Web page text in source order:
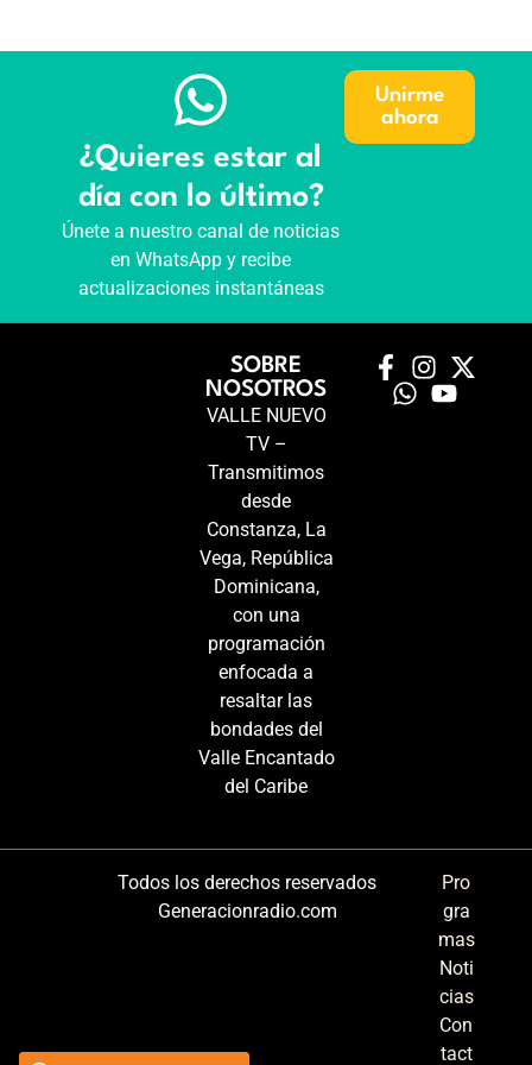
¿Quieres estar al
día con lo último?
Únete a nuestro canal de noticias
en WhatsApp y recibe
actualizaciones instantáneas
Unirme
ahora
SOBRE
NOSOTROS
VALLE NUEVO
TV –
Transmitimos
desde
Constanza, La
Vega, República
Dominicana,
con una
programación
enfocada a
resaltar las
bondades del
Valle Encantado
del Caribe
Todos los derechos reservados
Generacionradio.com
Pro
gra
mas
Noti
cias
Con
tact